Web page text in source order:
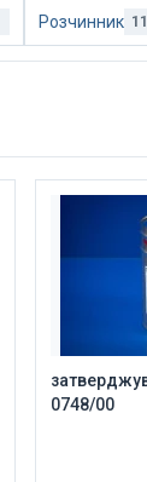
Розчинник 11
0748/00